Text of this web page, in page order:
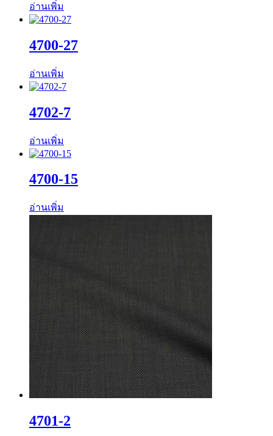
อ่านเพิ่ม
4700-27
อ่านเพิ่ม
4702-7
อ่านเพิ่ม
4700-15
อ่านเพิ่ม
4701-2